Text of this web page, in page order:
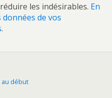
les indésirables. En
de vos
.
début